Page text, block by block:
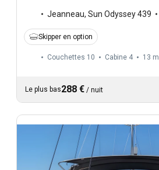
Jeanneau, Sun Odyssey 439
Skipper en option
Couchettes 10 Cabine 4 13 m
Le plus bas288 € / nuit